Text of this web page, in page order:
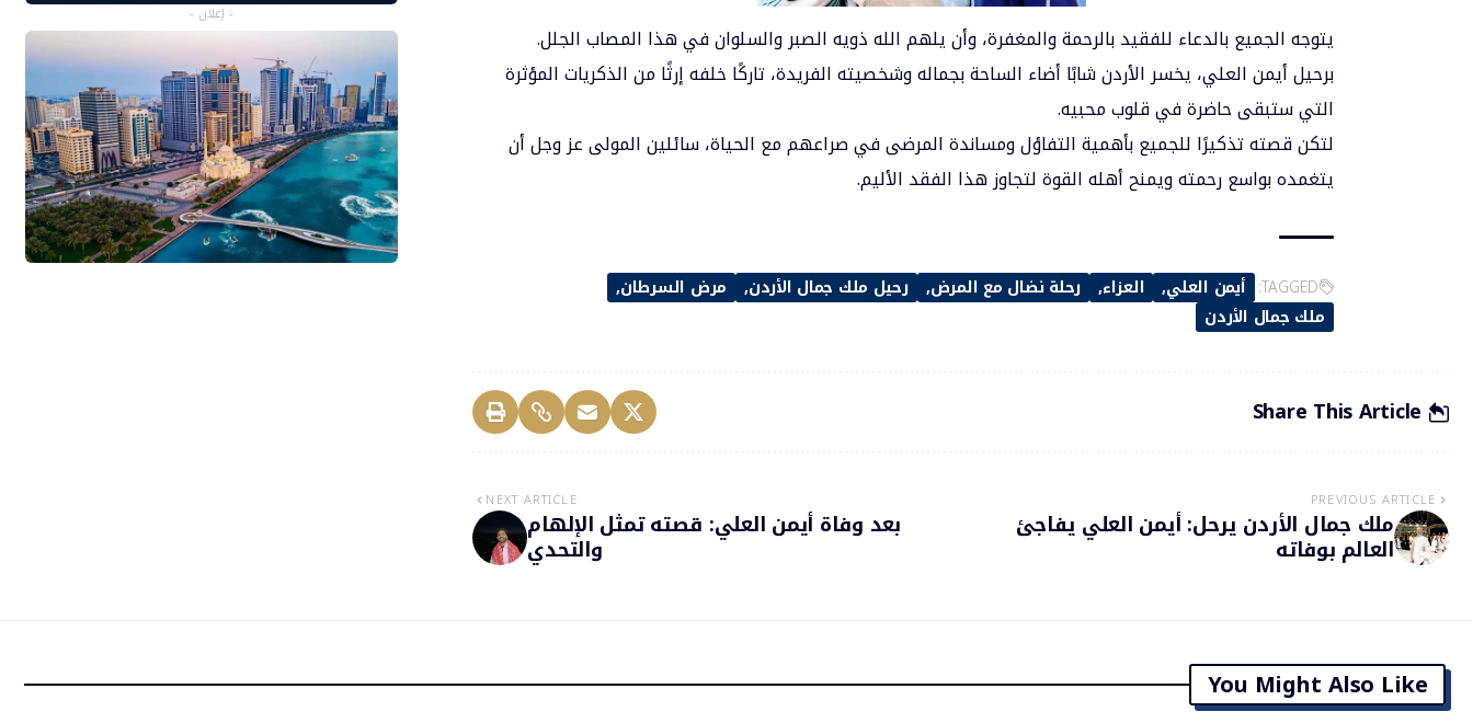
يتوجه الجميع بالدعاء للفقيد بالرحمة والمغفرة، وأن يلهم الله ذويه الصبر والسلوان في هذا المصاب الجلل.
برحيل أيمن العلي، يخسر الأردن شابًا أضاء الساحة بجماله وشخصيته الفريدة، تاركًا خلفه إرثًا من الذكريات المؤثرة
التي ستبقى حاضرة في قلوب محبيه.
لتكن قصته تذكيرًا للجميع بأهمية التفاؤل ومساندة المرضى في صراعهم مع الحياة، سائلين المولى عز وجل أن
يتغمده بواسع رحمته ويمنح أهله القوة لتجاوز هذا الفقد الأليم.
TAGGED: أيمن العلي العزاء رحلة نضال مع المرض رحيل ملك جمال الأردن
مرض السرطان
ملك جمال الأردن
Share This Article
PREVIOUS ARTICLE
ملك جمال الأردن يرحل: أيمن العلي يفاجئ
العالم بوفاته
NEXT ARTICLE
بعد وفاة أيمن العلي: قصته تمثل الإلهام
والتحدي
- إعلان -
You Might Also Like